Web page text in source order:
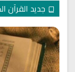
جديد القرآن